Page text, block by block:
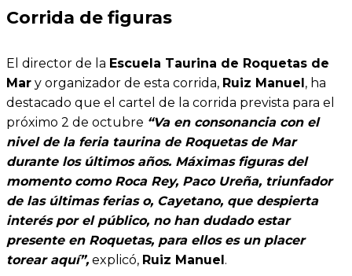
Corrida de figuras
El director de la Escuela Taurina de Roquetas de
Mar y organizador de esta corrida, Ruiz Manuel , ha
destacado que el cartel de la corrida prevista para el
próximo 2 de octubre “Va en consonancia con el
nivel de la feria taurina de Roquetas de Mar
durante los últimos años. Máximas figuras del
momento como Roca Rey, Paco Ureña, triunfador
de las últimas ferias o, Cayetano, que despierta
interés por el público, no han dudado estar
presente en Roquetas, para ellos es un placer
torear aquí”, explicó, Ruiz Manuel .